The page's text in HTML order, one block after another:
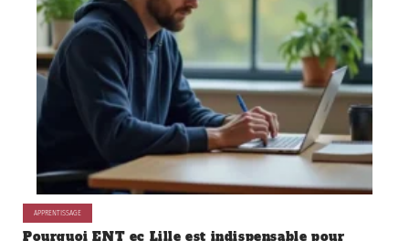
APPRENTISSAGE
Pourquoi ENT ec Lille est indispensable pour